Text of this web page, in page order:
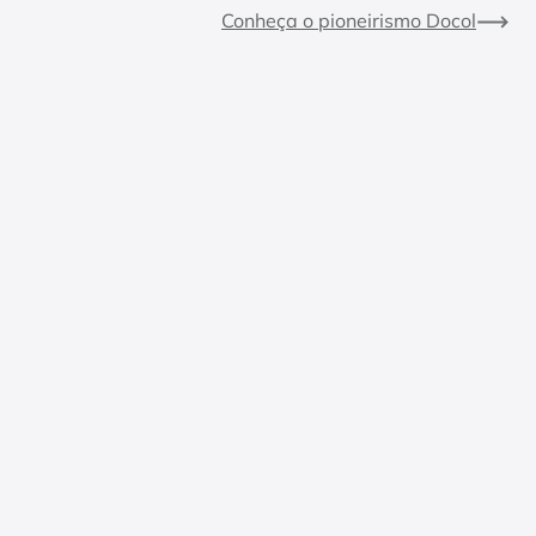
Conheça o pioneirismo Docol